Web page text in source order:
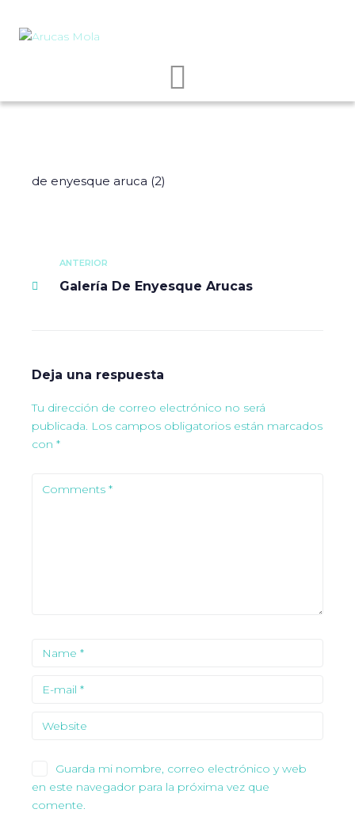
de enyesque aruca (2)
ANTERIOR
Galería De Enyesque Arucas
Deja una respuesta
Tu dirección de correo electrónico no será
publicada. Los campos obligatorios están marcados
con *
Guarda mi nombre, correo electrónico y web
en este navegador para la próxima vez que
comente.